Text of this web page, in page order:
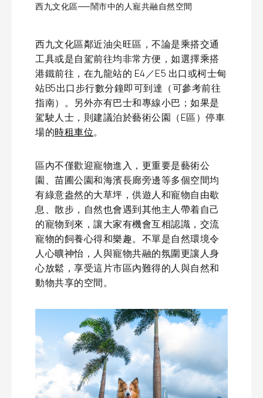
西九文化區──鬧市中的人寵共融自然空間
西九文化區鄰近油尖旺區，不論是乘搭交通
工具或是自駕前往均非常方便，如選擇乘搭
港鐵前往，在九龍站的 E4／E5 出口或柯士甸
站B5出口步行數分鐘即可到達（可參考前往
指南）。另外亦有巴士和專線小巴；如果是
駕駛人士，則建議泊於藝術公園（E區）停車
場的時租車位。
區內不僅歡迎寵物進入，更重要是藝術公
園、苗圃公園和海濱長廊旁邊等多個空間均
有綠意盎然的大草坪，供遊人和寵物自由歇
息、散步，自然也會遇到其他主人帶着自己
的寵物到來，讓大家有機會互相認識，交流
寵物的飼養心得和樂趣。不單是自然環境令
人心曠神怡，人與寵物共融的氛圍更讓人身
心放鬆，享受這片市區內難得的人與自然和
動物共享的空間。